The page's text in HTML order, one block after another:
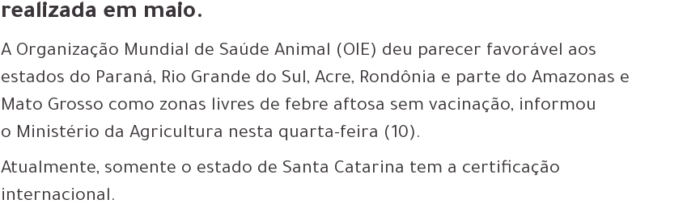
realizada em maio.
A Organização Mundial de Saúde Animal (OIE) deu parecer favorável aos
estados do Paraná, Rio Grande do Sul, Acre, Rondônia e parte do Amazonas e
Mato Grosso como zonas livres de febre aftosa sem vacinação, informou
o Ministério da Agricultura nesta quarta-feira (10).
Atualmente, somente o estado de Santa Catarina tem a certificação
internacional.